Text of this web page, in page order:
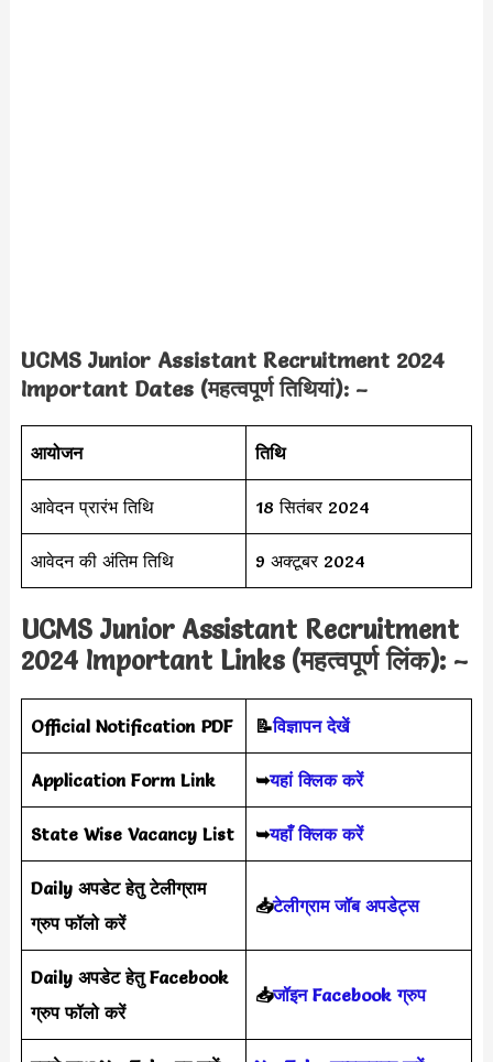
UCMS Junior Assistant Recruitment 2024
Important Dates (महत्वपूर्ण तिथियां): –
आयोजन तिथि
आवेदन प्रारंभ तिथि 18 सितंबर 2024
आवेदन की अंतिम तिथि 9 अक्टूबर 2024
UCMS Junior Assistant Recruitment
2024 Important Links (महत्वपूर्ण लिंक): –
Official Notification PDF 📝विज्ञापन देखें
Application Form Link ➥यहां क्लिक करें
State Wise Vacancy List ➥यहाँ क्लिक करें
Daily अपडेट हेतु टेलीग्राम
ग्रुप फॉलो करें
📥टेलीग्राम जॉब अपडेट्स
Daily अपडेट हेतु Facebook
ग्रुप फॉलो करें
📥जॉइन Facebook ग्रुप